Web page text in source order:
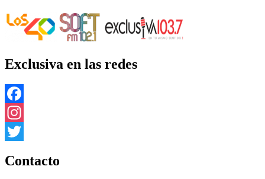
Exclusiva en las redes
Facebook
Instagram
Contacto